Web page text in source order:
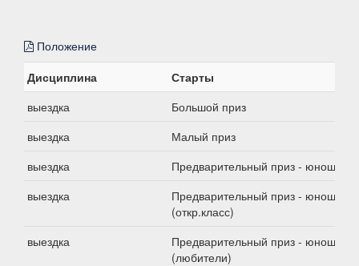
Положение
Дисциплина
Старты
выездка
Большой приз
выездка
Малый приз
выездка
Предварительный приз - юноши
выездка
Предварительный приз - юноши
(откр.класс)
выездка
Предварительный приз - юноши
(любители)